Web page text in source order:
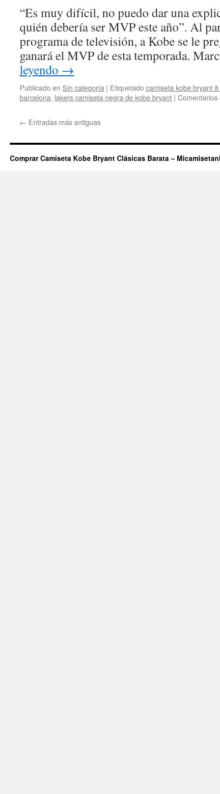
“Es muy difícil, no puedo dar una
quién debería ser MVP este año”. Al
programa de televisión, a Kobe se le
ganará el MVP de esta temporada.
leyendo →
Publicado en Sin categoría | Etiquetadocamiseta kobe bryant 8
barcelona, lakers camiseta negra de kobe bryant |
← Entradas más antiguas
Comprar Camiseta Kobe Bryant Clásicas Barata –